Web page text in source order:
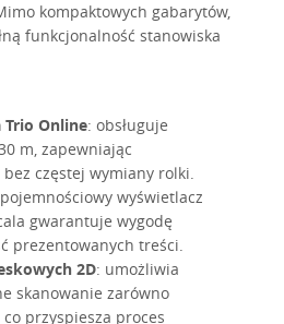
kompaktowych gabarytów,
funkcjonalność stanowiska
Online: obsługuje
m, zapewniając
bez częstej wymiany rolki.
wyświetlacz
gwarantuje wygodę
prezentowanych treści.
2D: umożliwia
skanowanie zarówno
co przyspiesza proces